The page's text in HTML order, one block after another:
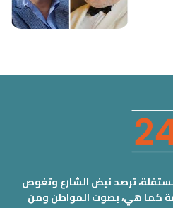
ترصد نبض الشارع وتغوص
كما هي، بصوت المواطن ومن